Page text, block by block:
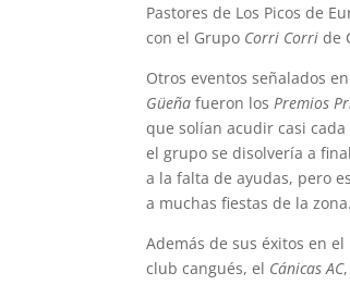
Pastores de Los Picos de
con el Grupo Corri Corri de
Otros eventos señalados
Güeña fueron losPremios
que solían acudir casi
el grupo se disolvería a
a la falta de ayudas, pero
a muchas fiestas de la zona.
Además de sus éxitos en
club cangués, el Cánicas AC